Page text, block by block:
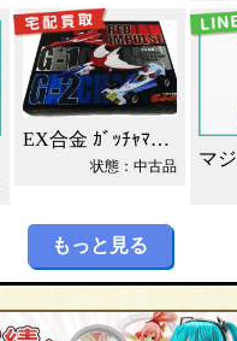
EX合金 ｶﾞｯﾁｬﾏﾝ ﾒｶｺﾚｸｼｮﾝ Aｾｯﾄ買取！
状態：中古品
もっと見る